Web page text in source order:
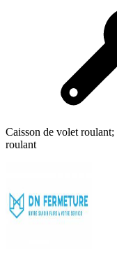
Caisson de volet
roulant